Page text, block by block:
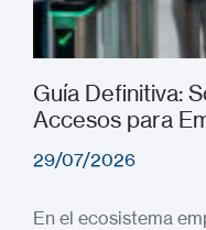
Guía Definitiva:
Accesos para
29/07/2026
En el ecosistema